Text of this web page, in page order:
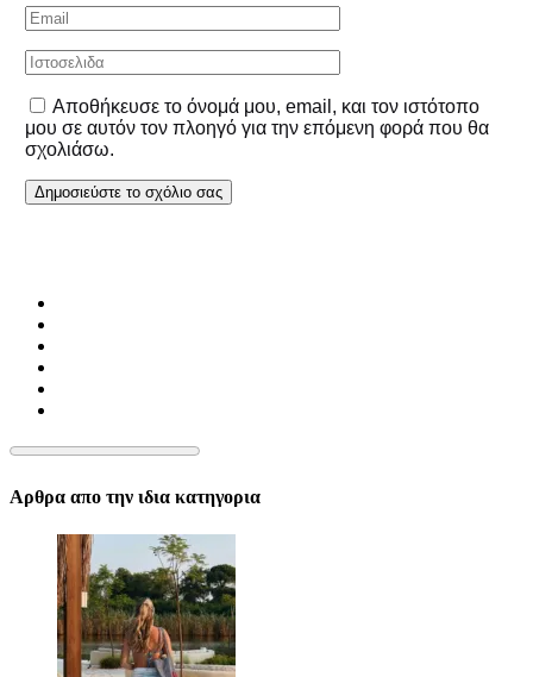
Αποθήκευσε το όνομά μου, email, και τον ιστότοπο
μου σε αυτόν τον πλοηγό για την επόμενη φορά που θα
σχολιάσω.
Αρθρα απο την ιδια κατηγορια